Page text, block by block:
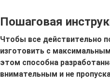
Пошаговая
Чтобы все действительно
изготовить с
этом способна
внимательным и не